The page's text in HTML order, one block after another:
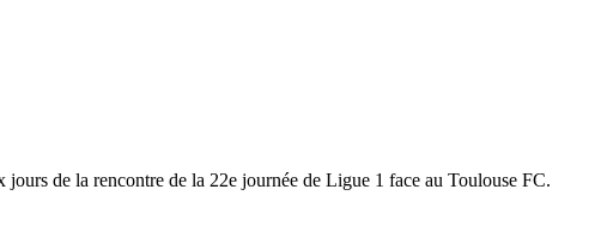
de la rencontre de la 22e journée de Ligue 1 face au Toulouse FC.